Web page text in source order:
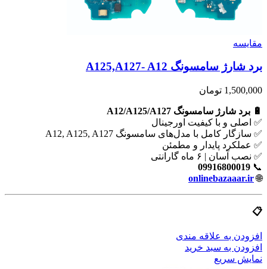
مقايسه
برد شارژ سامسونگ A125,A127- A12
1,500,000 تومان
🔋 برد شارژ سامسونگ A12/A125/A127
✅ اصلی و با کیفیت اورجینال
✅ سازگار کامل با مدل‌های سامسونگ A12, A125, A127
✅ عملکرد پایدار و مطمئن
✅ نصب آسان | ۶ ماه گارانتی
📞
09916800019
🌐
onlinebazaaar.ir
📋
افزودن به علاقه مندی
افزودن به سبد خرید
نمایش سریع